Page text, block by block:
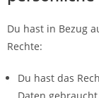
Du hast in Bezug
Rechte:
Du hast das